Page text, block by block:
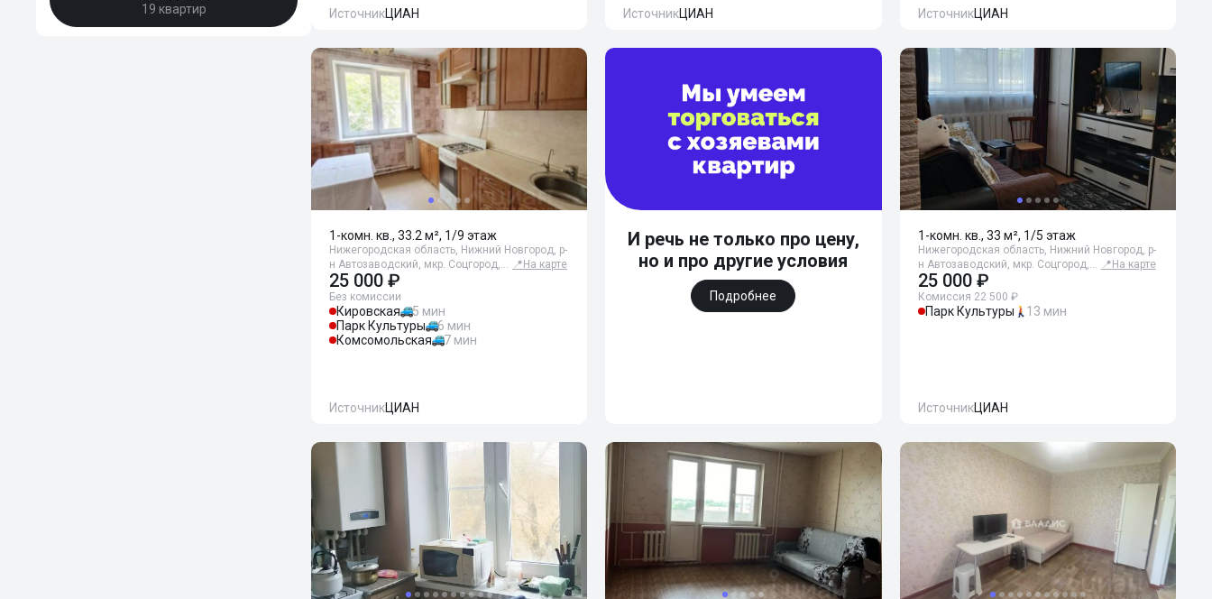
19 квартир ИсточникЦИАН ИсточникЦИАН ИсточникЦИАН
1-комн. кв., 33.2 м², 1/9 этаж
Нижегородская область, Нижний Новгород, р-
н Автозаводский, мкр. Соцгород,… 📍 На карте
25 000 ₽
Без комиссии
Кировская
5 мин
Парк Культуры
6 мин
Комсомольская
7 мин
ИсточникЦИАН
И речь не только про цену,
но и про другие условия
Подробнее
1-комн. кв., 33 м², 1/5 этаж
Нижегородская область, Нижний Новгород, р-
н Автозаводский, мкр. Соцгород,… 📍 На карте
25 000 ₽
Комиссия 22 500 ₽
Парк Культуры 13 мин
ИсточникЦИАН